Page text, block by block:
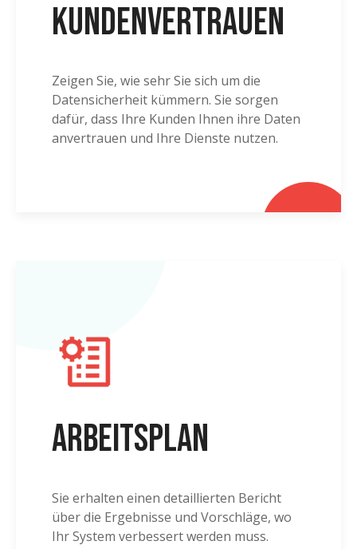
Kundenvertrauen
Zeigen Sie, wie sehr Sie sich um die
Datensicherheit kümmern. Sie sorgen
dafür, dass Ihre Kunden Ihnen ihre Daten
anvertrauen und Ihre Dienste nutzen.
Arbeitsplan
Sie erhalten einen detaillierten Bericht
über die Ergebnisse und Vorschläge, wo
Ihr System verbessert werden muss.